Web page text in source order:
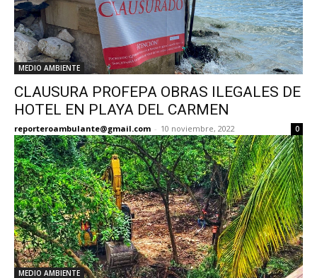
MEDIO AMBIENTE
CLAUSURA PROFEPA OBRAS ILEGALES DE
HOTEL EN PLAYA DEL CARMEN
reporteroambulante@gmail.com - 10 noviembre, 2022 0
MEDIO AMBIENTE